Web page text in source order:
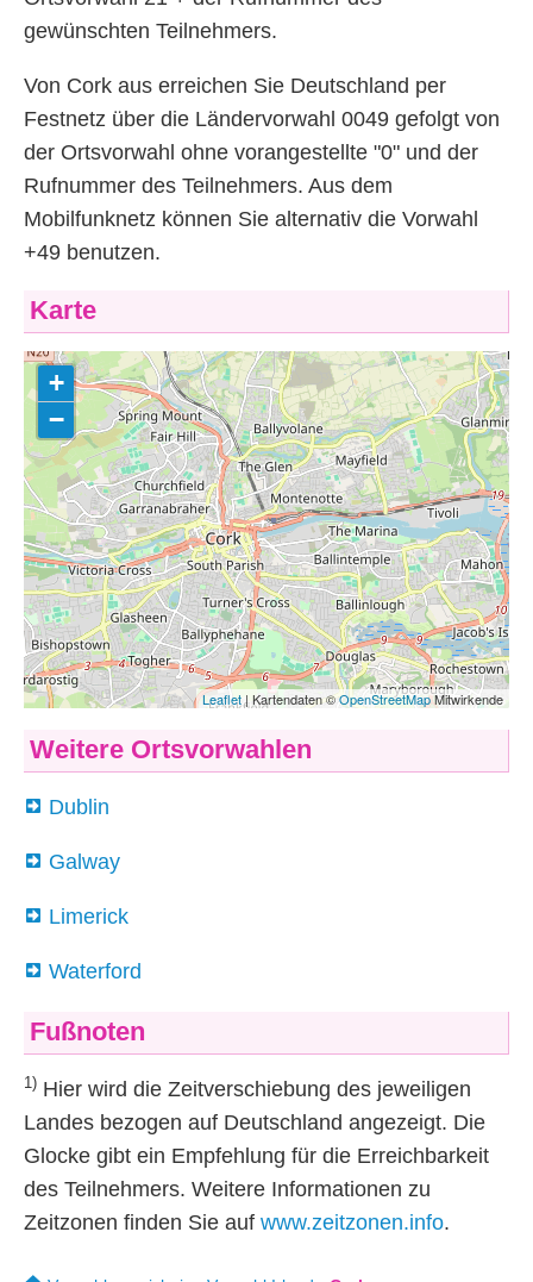
gewünschten Teilnehmers.
Von Cork aus erreichen Sie Deutschland per
Festnetz über die Ländervorwahl 0049 gefolgt von
der Ortsvorwahl ohne vorangestellte "0" und der
Rufnummer des Teilnehmers. Aus dem
Mobilfunknetz können Sie alternativ die Vorwahl
+49 benutzen.
Karte
Weitere Ortsvorwahlen
Dublin
Galway
Limerick
Waterford
Fußnoten
1) Hier wird die Zeitverschiebung des jeweiligen
Landes bezogen auf Deutschland angezeigt. Die
Glocke gibt ein Empfehlung für die Erreichbarkeit
des Teilnehmers. Weitere Informationen zu
Zeitzonen finden Sie auf www.zeitzonen.info.